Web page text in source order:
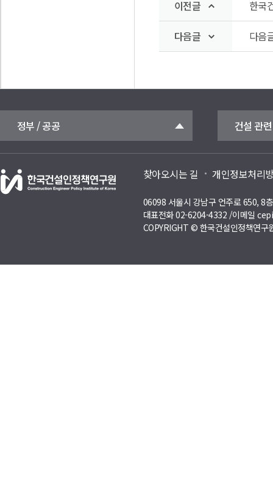
이전글 한국
다음글 다음
정부 / 공공 건설 관
찾아오시는 길 개인정보처리
06098 서울시 강남구 언주로 650, 8
대표전화 02-6204-4332 /이메일
COPYRIGHT © 한국건설인정책연구